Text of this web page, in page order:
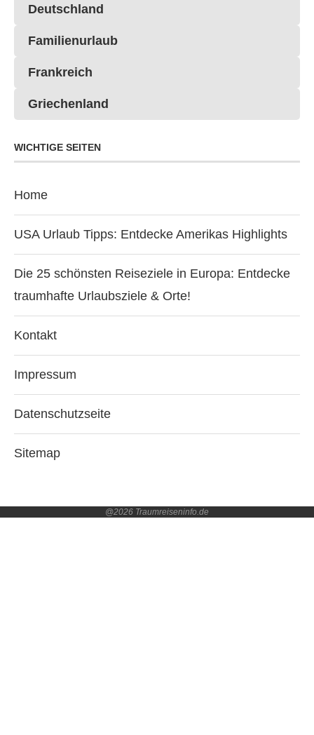
Deutschland
Familienurlaub
Frankreich
Griechenland
WICHTIGE SEITEN
Home
USA Urlaub Tipps: Entdecke Amerikas Highlights
Die 25 schönsten Reiseziele in Europa: Entdecke
traumhafte Urlaubsziele & Orte!
Kontakt
Impressum
Datenschutzseite
Sitemap
@2026 Traumreiseninfo.de